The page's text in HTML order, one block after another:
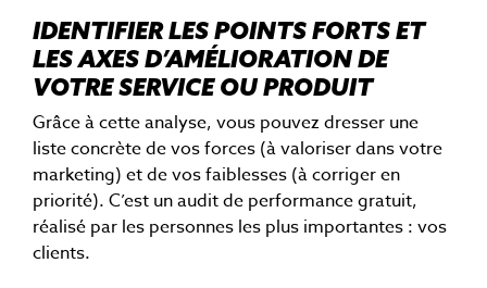
IDENTIFIER LES POINTS FORTS ET
LES AXES D’AMÉLIORATION DE
VOTRE SERVICE OU PRODUIT
Grâce à cette analyse, vous pouvez dresser une
liste concrète de vos forces (à valoriser dans votre
marketing) et de vos faiblesses (à corriger en
priorité). C’est un audit de performance gratuit,
réalisé par les personnes les plus importantes : vos
clients.